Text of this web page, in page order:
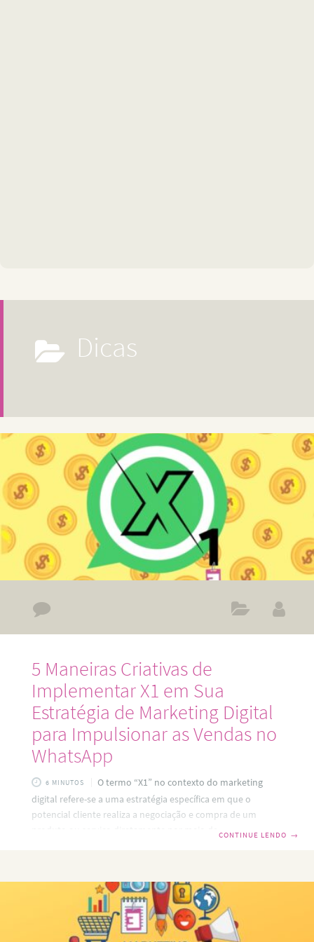
Dicas
5 Maneiras Criativas de
Implementar X1 em Sua
Estratégia de Marketing Digital
para Impulsionar as Vendas no
WhatsApp
6 MINUTOS
O termo “X1” no contexto do marketing
digital refere-se a uma estratégia específica em que o
potencial cliente realiza a negociação e compra de um
produto ou serviço diretamente por meio de um aplicativo
agilidade oferecidas pelos aplicativos de mensagens. O X1
destaca-se pela sua capacidade de estabelecer uma
interação direta e eficiente, permitindo que as negociações
CONTINUE LENDO →